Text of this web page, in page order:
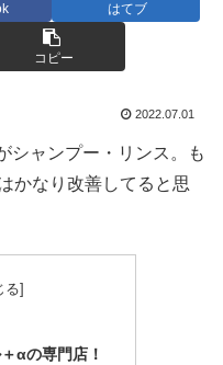
はてブ
コピー
2022.07.01
シャンプー・リンス。も
かなり改善してると思
αの専門店！